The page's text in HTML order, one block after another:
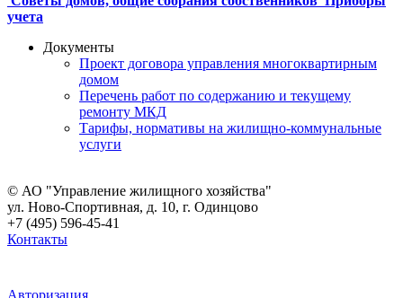
учета
Документы
Проект договора управления многоквартирным
домом
Перечень работ по содержанию и текущему
ремонту МКД
Тарифы, нормативы на жилищно-коммунальные
услуги
© АО "Управление жилищного хозяйства"
ул. Ново-Спортивная, д. 10, г. Одинцово
+7 (495) 596-45-41
Контакты